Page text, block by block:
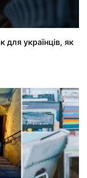
українців, як